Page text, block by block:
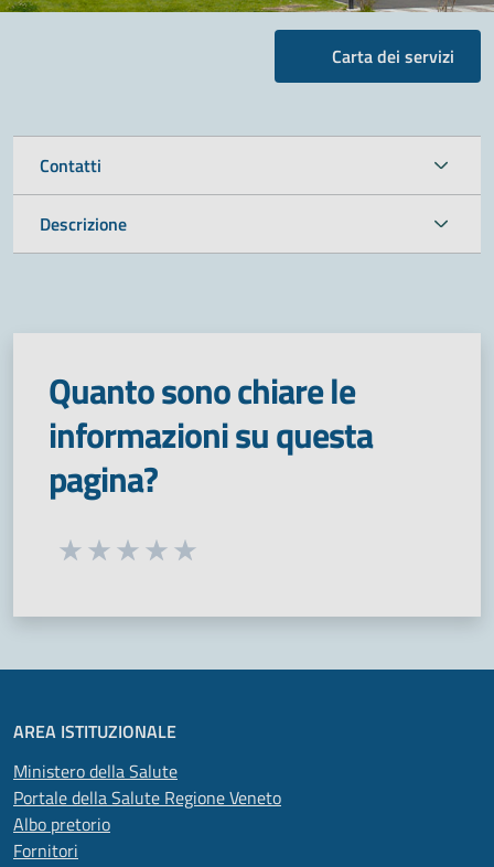
Carta dei servizi
Contatti
Descrizione
Quanto sono chiare le
informazioni su questa
pagina?
Seleziona una valutazione da 1 a 5 stelle
AREA ISTITUZIONALE
Ministero della Salute
Portale della Salute Regione Veneto
Albo pretorio
Fornitori